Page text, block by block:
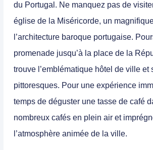
du Portugal. Ne manquez pas de
église de la Miséricorde, un
l’architecture baroque portugaise.
promenade jusqu’à la place de la
trouve l’emblématique hôtel de ville et
pittoresques. Pour une expérience
temps de déguster une tasse de café
nombreux cafés en plein air et
l’atmosphère animée de la ville.